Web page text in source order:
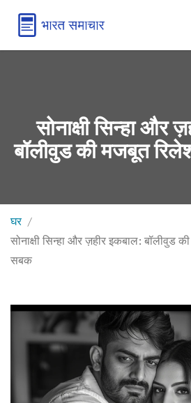
सोनाक्षी सिन्हा और
बॉलीवुड की मजबूत
घर
सोनाक्षी सिन्हा और ज़हीर इकबाल: बॉलीवुड
सबक